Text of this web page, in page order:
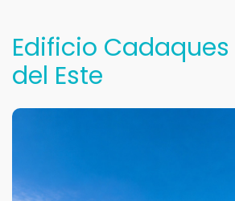
Edificio Cadaques
del Este